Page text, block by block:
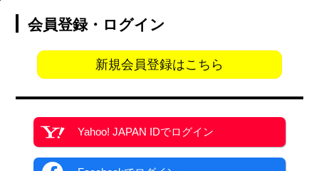
会員登録・ログイン
新規会員登録はこちら
Yahoo! JAPAN IDでログイン